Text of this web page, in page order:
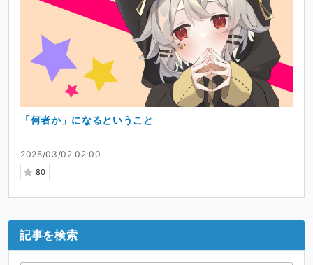
2025/03/02 02:00
80
「何者か」になるということ
記事を検索